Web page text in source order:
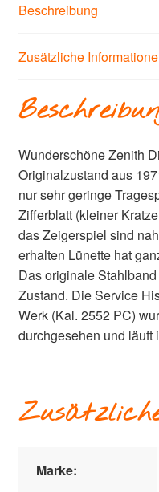
Beschreibung
Zusätzliche
Wunderschöne Zenith
Originalzustand aus
nur sehr geringe
Zifferblatt (kleiner
das Zeigerspiel sind
erhalten Lünette hat
Das originale
Zustand. Die Service
Werk (Kal. 2552 PC)
durchgesehen und läuft
Marke: